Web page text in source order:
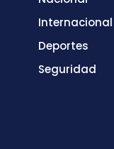
Internacional
Deportes
Seguridad